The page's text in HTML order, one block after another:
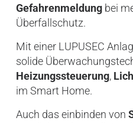
Gefahrenmeldungbei
Überfallschutz.
Mit einer LUPUSEC
solide
Heizungssteuerung,
im Smart Home.
Auch das einbinden von